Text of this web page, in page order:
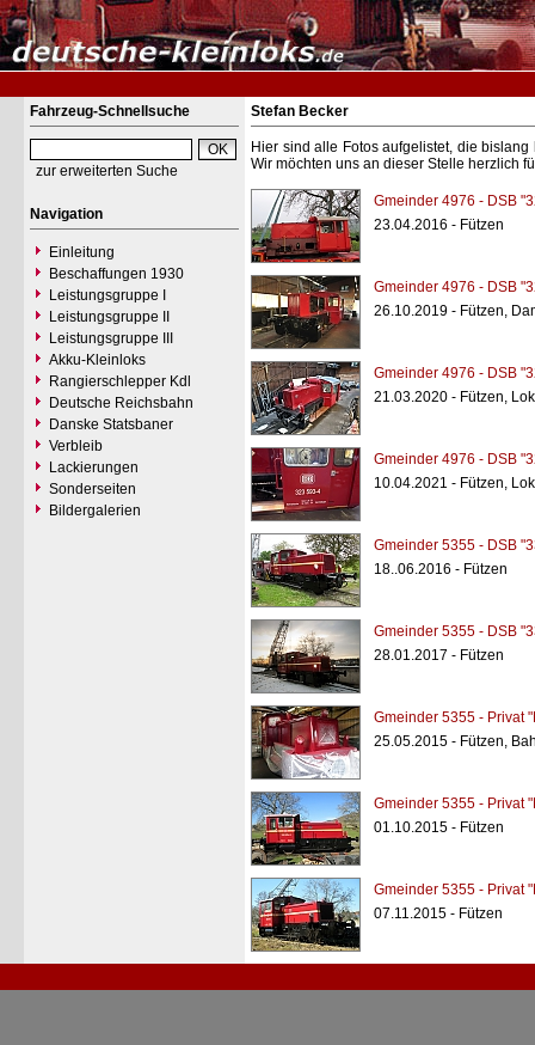
Fahrzeug-Schnellsuche
zur erweiterten Suche
Navigation
Einleitung
Beschaffungen 1930
Leistungsgruppe I
Leistungsgruppe II
Leistungsgruppe III
Akku-Kleinloks
Rangierschlepper Kdl
Deutsche Reichsbahn
Danske Statsbaner
Verbleib
Lackierungen
Sonderseiten
Bildergalerien
Stefan Becker
Hier sind alle Fotos aufgelistet, die
Wir möchten uns an dieser Stelle herzlich
Gmeinder 4976 - DSB
23.04.2016 - Fützen
Gmeinder 4976 - DSB
26.10.2019 - Fützen,
Gmeinder 4976 - DSB
21.03.2020 - Fützen,
Gmeinder 4976 - DSB
10.04.2021 - Fützen,
Gmeinder 5355 - DSB
18..06.2016 - Fützen
Gmeinder 5355 - DSB
28.01.2017 - Fützen
Gmeinder 5355 - Privat
25.05.2015 - Fützen,
Gmeinder 5355 - Privat
01.10.2015 - Fützen
Gmeinder 5355 - Privat
07.11.2015 - Fützen